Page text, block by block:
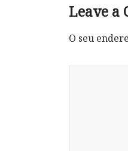
Leave a
O seu